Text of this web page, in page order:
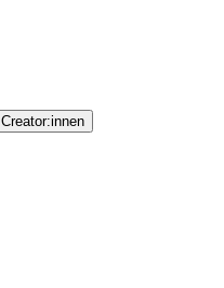
Creator:innen